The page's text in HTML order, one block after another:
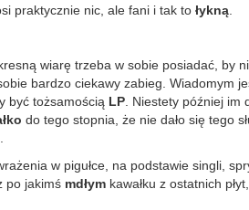
praktycznie nic, ale fani i tak to łykną
wiarę trzeba w sobie posiadać, by
bardzo ciekawy zabieg. Wiadomym
być tożsamością LP . Niestety później im
do tego stopnia, że nie dało się tego
w pigułce, na podstawie singli,
po jakimś mdłym kawałku z ostatnich